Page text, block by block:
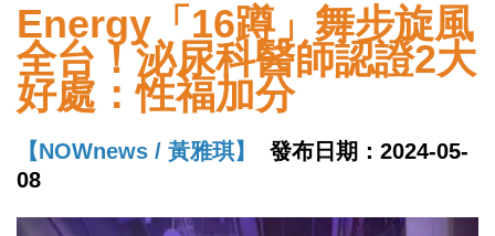
Energy「16蹲」舞步旋風
全台！泌尿科醫師認證2大
好處：性福加分
【NOWnews / 黃雅琪】
發布日期：2024-05-
08